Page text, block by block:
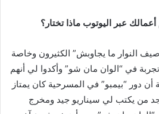
عبر اليوتوب ماذا تختار؟
النوار ما يجاوبش” الكثيرون وخاصة
في “الوان مان شو” وأكدوا لي أنهم
دور “بيمبو” في المسرحية كان يمتاز
من يكتب لي سيناريو جيد ومخرج